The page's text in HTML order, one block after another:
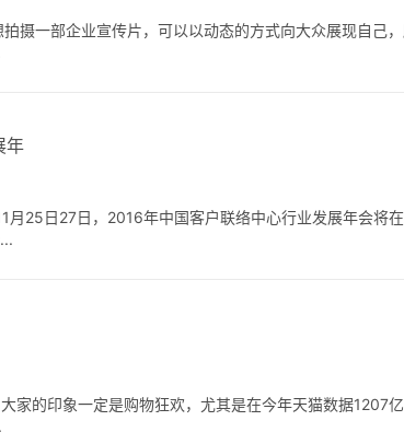
摄一部企业宣传片，可以以动态的方式向大众展现自己
年
25日27日，2016年中国客户联络中心行业发展年会将
家的印象一定是购物狂欢，尤其是在今年天猫数据1207